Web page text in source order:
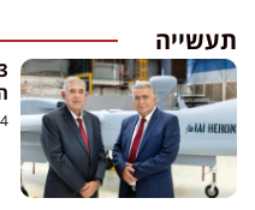
תעשייה